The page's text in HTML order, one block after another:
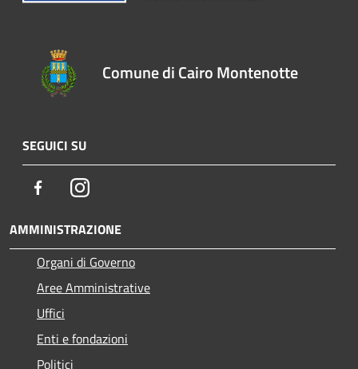
Comune di Cairo Montenotte
SEGUICI SU
FacebookInstagram
AMMINISTRAZIONE
Organi di Governo
Aree Amministrative
Uffici
Enti e fondazioni
Politici